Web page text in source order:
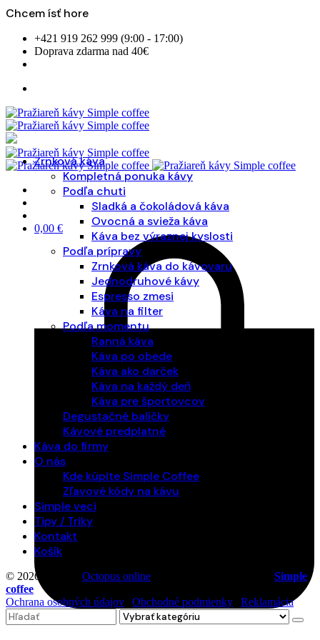
Chcem ísť hore
Skip
content
+421 919 262 999 (9:00 - 17:00)
Doprava zdarma nad 40€
0,00 €
0
Zrnková káva
Kompletná ponuka kávy
Podľa chuti
Sladká a čokoládová káva
Ovocná a svieža káva
Káva bez výraznej kyslosti
Podľa prípravy
Zrnková káva do kávovaru
Jednodruhové kávy
Espresso zmesi
Káva na filter
Podľa momentu
Ranná káva
Káva po obede
Káva ako darček
Káva na každý deň
Káva pre športovcov
Degustačné balíčky
Kávové predplatné
Káva do firmy
O nás
Kde kúpite Simple Coffee
Zľavové kódy na kávu
Simple veci
Tipy / Triky
Kontakt
Košík
© 2026 Vytvoril Octopus online
Simple
coffee
Ochrana osobných údajov
Obchodné podmienky
Reklamácia
Search
for